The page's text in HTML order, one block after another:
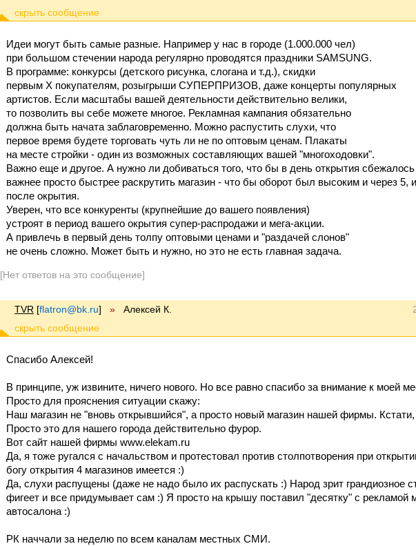
Идеи могут быть самые разные. Например у нас в городе (1.000.000 чел)
при большом стечении народа регулярно проводятся праздники SAMSUNG.
В программе: конкурсы (детского рисунка, слогана и т.д.), скидки
первым Х покупателям, розыгрыши СУПЕРПРИЗОВ, даже концерты популярных
артистов. Если масштабы вашей деятельности действительно велики,
то позволить вы себе можете многое. Рекламная кампания обязательно
должна быть начата заблаговременно. Можно распустить слухи, что
первое время будете торговать чуть ли не по оптовым ценам. Плакаты
на месте стройки - один из возможных составляющих вашей "многоходовки".
Важно еще и другое. А нужно ли добиваться того, что бы в день открытия
важнее просто быстрее раскрутить магазин - что бы оборот был высоким и через 5,
после окрытия.
Уверен, что все конкуренты (крупнейшие до вашего появления)
устроят в период вашего окрытия супер-распродажи и мега-акции.
А привлечь в первый день толпу оптовыми ценами и "раздачей слонов"
не очень сложно. Может быть и нужно, но это не есть главная задача.
[Нет ответов на это сообщение]
TVR [flatron@bk.ru] » Алексей К.
Спасибо Алексей!
В принципе, уж извините, ничего нового. Но все равно спасибо за внимание к моей
Просто для прояснения ситуации скажу:
Наш магазин не "вновь открывшийся", а просто новый магазин нашей фирмы.
Просто это для нашего города действительно фурор.
Вот сайт нашей фирмы www.elekam.ru
Да, я тоже ругался с начальством и протестовал против столпотворения при
богу открытия 4 магазинов имеется :)
Да, слухи распущены (даже не надо было их распускать :) Народ зрит грандиозное
фигеет и все придумывает сам :) Я просто на крышу поставил "десятку" с рекламой
автосалона :)
РК наччали за неделю по всем каналам местных СМИ.